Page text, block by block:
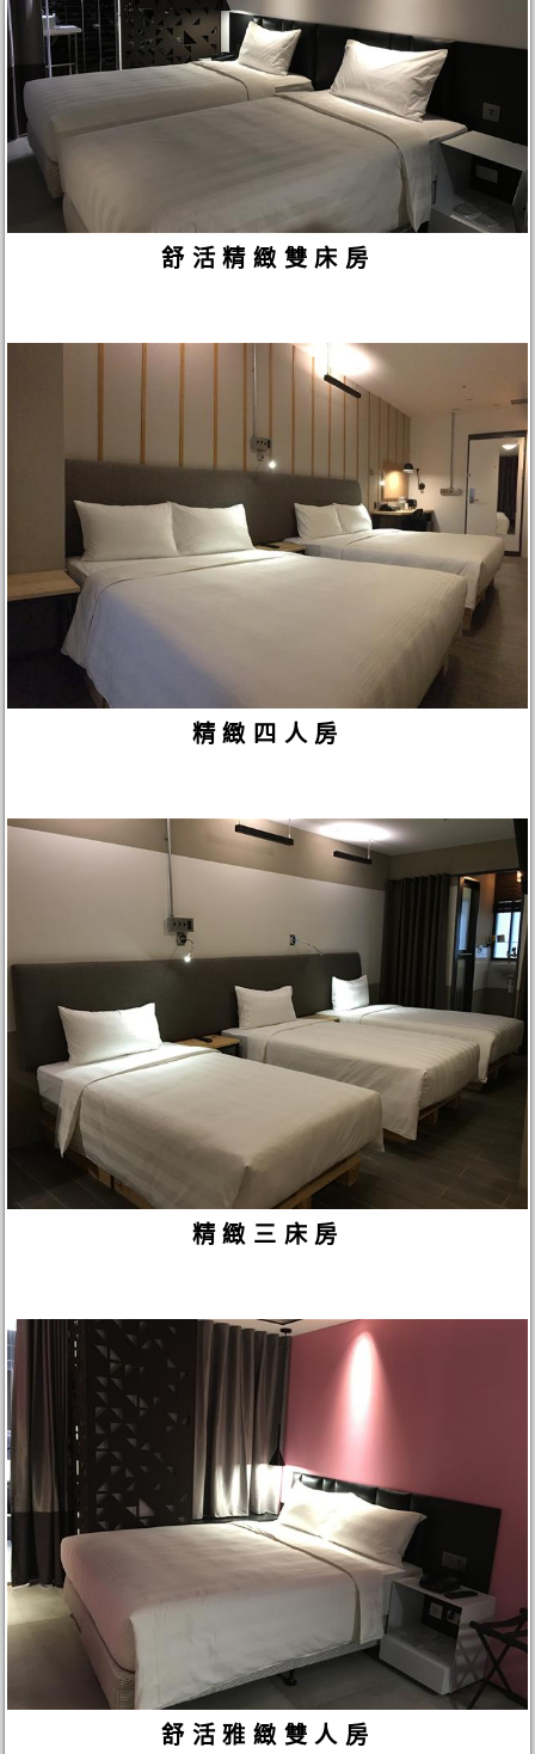
舒活精緻雙床房
精緻四人房
精緻三床房
舒活雅緻雙人房